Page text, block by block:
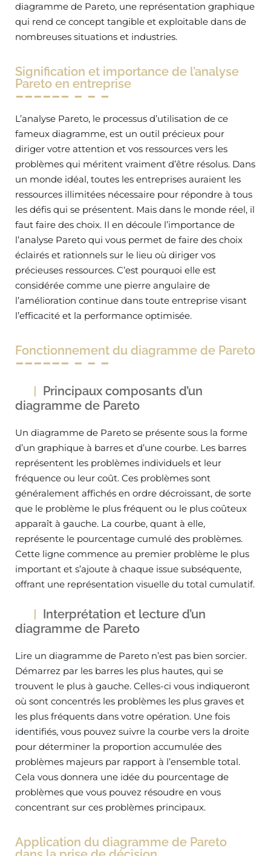
diagramme de Pareto, une représentation graphique
qui rend ce concept tangible et exploitable dans de
nombreuses situations et industries.
Signification et importance de l’analyse
Pareto en entreprise
L’analyse Pareto, le processus d’utilisation de ce
fameux diagramme, est un outil précieux pour
diriger votre attention et vos ressources vers les
problèmes qui méritent vraiment d’être résolus. Dans
un monde idéal, toutes les entreprises auraient les
ressources illimitées nécessaire pour répondre à tous
les défis qui se présentent. Mais dans le monde réel, il
faut faire des choix. Il en découle l’importance de
l’analyse Pareto qui vous permet de faire des choix
éclairés et rationnels sur le lieu où diriger vos
précieuses ressources. C’est pourquoi elle est
considérée comme une pierre angulaire de
l’amélioration continue dans toute entreprise visant
l’efficacité et la performance optimisée.
Fonctionnement du diagramme de Pareto
Principaux composants d’un
diagramme de Pareto
Un diagramme de Pareto se présente sous la forme
d’un graphique à barres et d’une courbe. Les barres
représentent les problèmes individuels et leur
fréquence ou leur coût. Ces problèmes sont
généralement affichés en ordre décroissant, de sorte
que le problème le plus fréquent ou le plus coûteux
apparaît à gauche. La courbe, quant à elle,
représente le pourcentage cumulé des problèmes.
Cette ligne commence au premier problème le plus
important et s’ajoute à chaque issue subséquente,
offrant une représentation visuelle du total cumulatif.
Interprétation et lecture d’un
diagramme de Pareto
Lire un diagramme de Pareto n’est pas bien sorcier.
Démarrez par les barres les plus hautes, qui se
trouvent le plus à gauche. Celles-ci vous indiqueront
où sont concentrés les problèmes les plus graves et
les plus fréquents dans votre opération. Une fois
identifiés, vous pouvez suivre la courbe vers la droite
pour déterminer la proportion accumulée des
problèmes majeurs par rapport à l’ensemble total.
Cela vous donnera une idée du pourcentage de
problèmes que vous pouvez résoudre en vous
concentrant sur ces problèmes principaux.
Application du diagramme de Pareto